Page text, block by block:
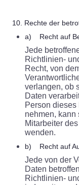
10. Rechte der
a) Recht auf
Jede
Richtlinien-
Recht, von
verlangen, ob
Daten
Person
nehmen, kann
Mitarbeiter
wenden.
b) Recht auf
Jede von der
Daten
Richtlinien-